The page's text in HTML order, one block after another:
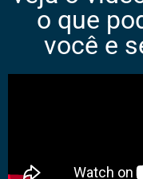
o que
você e